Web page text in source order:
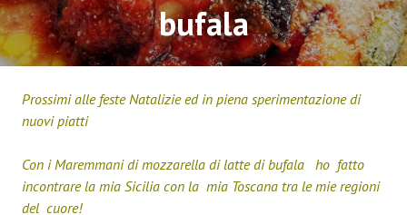
bufala
Prossimi alle feste Natalizie ed in piena sperimentazione di
nuovi piatti
Con i Maremmani di mozzarella di latte di bufala ho fatto
incontrare la mia Sicilia con la mia Toscana tra le mie regioni
del cuore!